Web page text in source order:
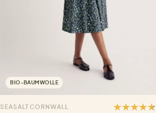
BIO-BAUMWOLLE
SEASALT CORNWALL